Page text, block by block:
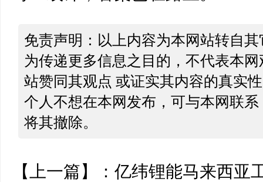
免责声明：以上内容为本网站转自
为传递更多信息之目的，不代表本
站赞同其观点 或证实其内容的真实
个人不想在本网发布，可与本网联
将其撤除。
【上一篇】： 亿纬锂能马来西亚